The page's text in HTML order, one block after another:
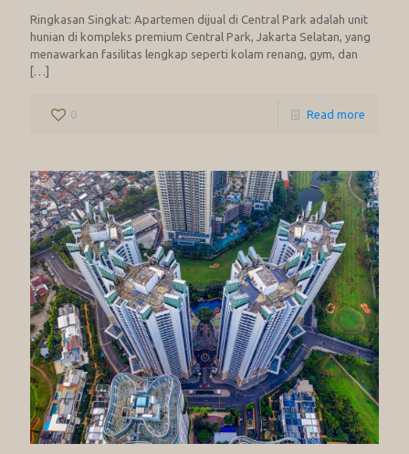
Ringkasan Singkat: Apartemen dijual di Central Park adalah unit
hunian di kompleks premium Central Park, Jakarta Selatan, yang
menawarkan fasilitas lengkap seperti kolam renang, gym, dan
[…]
0 Read more